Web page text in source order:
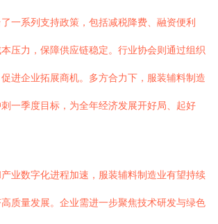
一系列支持政策，包括减税降费、融资便利
压力，保障供应链稳定。行业协会则通过组织
进企业拓展商机。多方合力下，服装辅料制造
一季度目标，为全年经济发展开好局、起好
业数字化进程加速，服装辅料制造业有望持续
质量发展。企业需进一步聚焦技术研发与绿色